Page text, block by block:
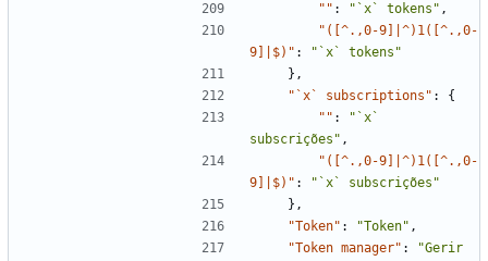
"" : "`x` tokens" ,
"([^.,0-9]|^)1([^.,0-
9]|$)" :
"`x` tokens"
} ,
"`x` subscriptions" :
{
"" :
"`x`
subscrições" ,
"([^.,0-9]|^)1([^.,0-
9]|$)" :
"`x` subscrições"
} ,
"Token" : "Token" ,
"Token manager" :
"Gerir